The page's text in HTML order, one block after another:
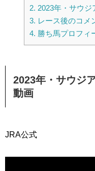
2. 2023年・サウ
3. レース後のコメ
4. 勝ち馬プロフィ
2023年・サウジ
動画
JRA公式